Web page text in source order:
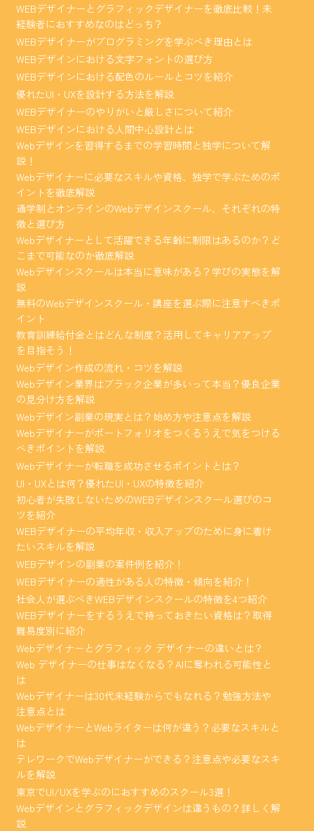
WEBデザイナーとグラフィックデザイナーを徹底比較！未
経験者におすすめなのはどっち？
WEBデザイナーがプログラミングを学ぶべき理由とは
WEBデザインにおける文字フォントの選び方
WEBデザインにおける配色のルールとコツを紹介
優れたUI・UXを設計する方法を解説
WEBデザイナーのやりがいと厳しさについて紹介
WEBデザインにおける人間中心設計とは
Webデザインを習得するまでの学習時間と独学について解
説！
Webデザイナーに必要なスキルや資格、独学で学ぶためのポ
イントを徹底解説
通学制とオンラインのWebデザインスクール、それぞれの特
徴と選び方
Webデザイナーとして活躍できる年齢に制限はあるのか？ど
こまで可能なのか徹底解説
Webデザインスクールは本当に意味がある？学びの実態を解
説
無料のWebデザインスクール・講座を選ぶ際に注意すべきポ
イント
教育訓練給付金とはどんな制度？活用してキャリアアップ
を目指そう！
Webデザイン作成の流れ・コツを解説
Webデザイン業界はブラック企業が多いって本当？優良企業
の見分け方を解説
Webデザイン副業の現実とは？始め方や注意点を解説
Webデザイナーがポートフォリオをつくるうえで気をつける
べきポイントを解説
Webデザイナーが転職を成功させるポイントとは？
UI・UXとは何？優れたUI・UXの特徴を紹介
初心者が失敗しないためのWEBデザインスクール選びのコ
ツを紹介
WEBデザイナーの平均年収・収入アップのために身に着け
たいスキルを解説
WEBデザインの副業の案件例を紹介！
WEBデザイナーの適性がある人の特徴・傾向を紹介！
社会人が選ぶべきWEBデザインスクールの特徴を4つ紹介
WEBデザイナーをするうえで持っておきたい資格は？取得
難易度別に紹介
Webデザイナーとグラフィック デザイナーの違いとは？
Web デザイナーの仕事はなくなる？AIに奪われる可能性と
は
Webデザイナーは30代未経験からでもなれる？勉強方法や
注意点とは
WebデザイナーとWebライターは何が違う？必要なスキルと
は
テレワークでWebデザイナーができる？注意点や必要なスキ
ルを解説
東京でUI/UXを学ぶのにおすすめのスクール3選！
Webデザインとグラフィックデザインは違うもの？詳しく解
説